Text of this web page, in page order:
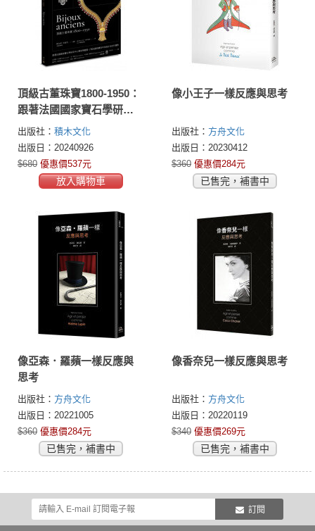
頂級古董珠寶1800-1950：
跟著法國國家寶石學研究
中心專家學鑑賞，了解法
國珠寶百年來設計及流行
趨勢
出版社： 積木文化
出版日：20240926
$680 優惠價537元
放入購物車
像小王子一樣反應與思考
出版社： 方舟文化
出版日：20230412
$360 優惠價284元
已售完，補書中
像亞森．羅蘋一樣反應與
思考
出版社： 方舟文化
出版日：20221005
$360 優惠價284元
已售完，補書中
像香奈兒一樣反應與思考
出版社： 方舟文化
出版日：20220119
$340 優惠價269元
已售完，補書中
訂閱